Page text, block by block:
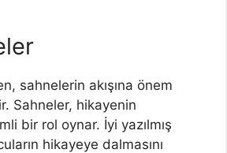
sahnelerin akışına önem
Sahneler, hikayenin
bir rol oynar. İyi yazılmış
hikayeye dalmasını